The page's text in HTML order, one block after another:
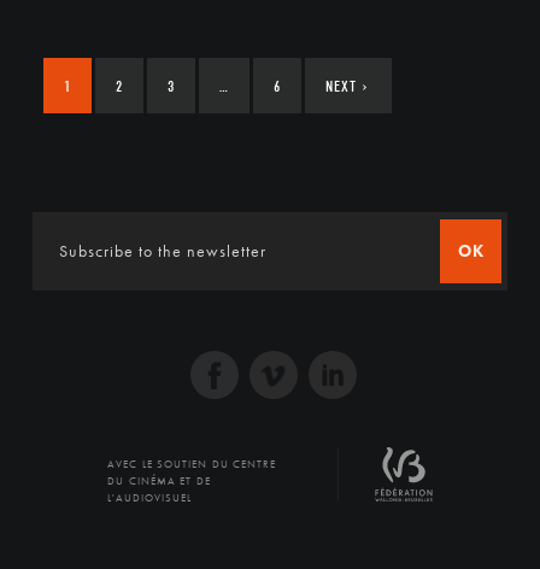
1 2 3 6 NEXT ›
OK
AVEC LE SOUTIEN DU CENTRE
DU CINÉMA ET DE
L'AUDIOVISUEL